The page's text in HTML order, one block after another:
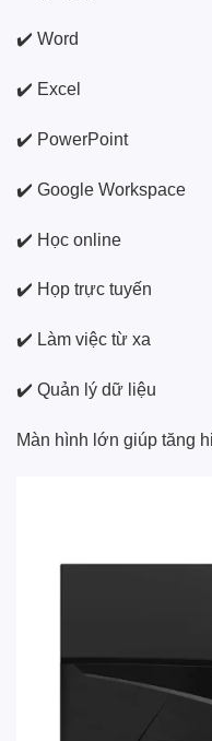
✔️ Word
✔️ Excel
✔️ PowerPoint
✔️ Google Workspace
✔️ Học online
✔️ Họp trực tuyến
✔️ Làm việc từ xa
✔️ Quản lý dữ liệu
Màn hình lớn giúp tăng